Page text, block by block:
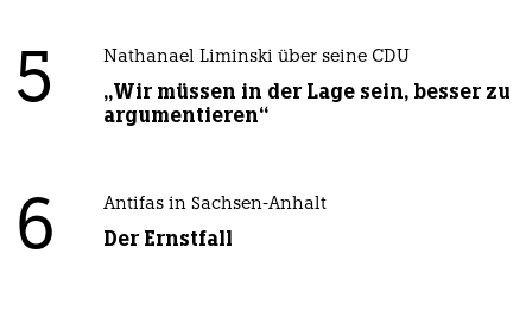
5 Nathanael Liminski über seine CDU
„Wir müssen in der Lage sein, besser zu
argumentieren“
6 Antifas in Sachsen-Anhalt
Der Ernstfall